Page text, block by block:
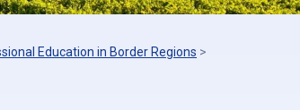
Education in Border Regions >